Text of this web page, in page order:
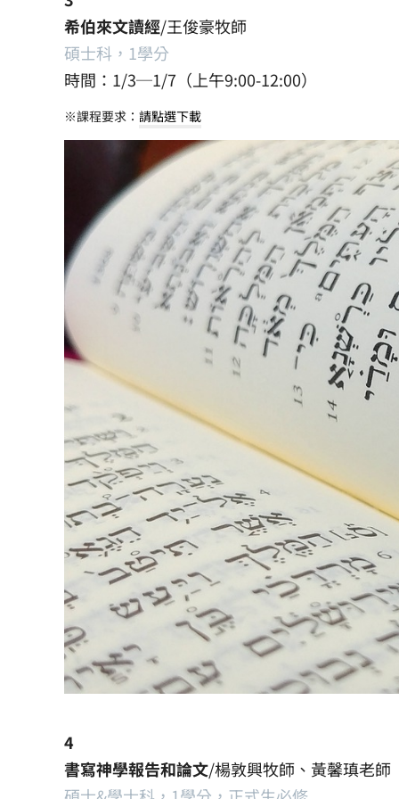
希伯來文讀經/王俊豪牧師
碩士科，1學分
時間：1/3─1/7（上午9:00-12:00）
※課程要求： 請點選下載
4
書寫神學報告和論文/楊敦興牧師、黃馨瑱老師